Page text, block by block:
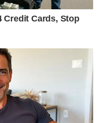
Credit Cards, Stop